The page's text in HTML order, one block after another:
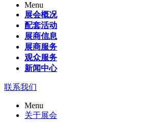
Menu
展会概况
配套活动
展商信息
展商服务
观众服务
新闻中心
联系我们
Menu
关于展会